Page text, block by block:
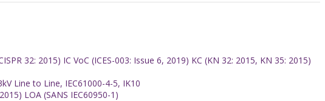
32: 2015) IC VoC (ICES-003: Issue 6, 2019) KC (KN 32: 2015, KN 35: 2015)
Line to Line, IEC61000-4-5, IK10
LOA (SANS IEC60950-1)